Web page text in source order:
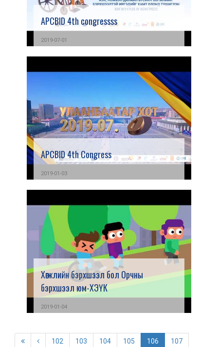
APCBID 4th congressss
2019-07-01
APCBID 4th Congress
2019-01-03
Хөгжлийн бэрхшээл бол Орчны
бэрхшээл юм-ХЭҮК
2019-01-04
102 103 104 105 106 107